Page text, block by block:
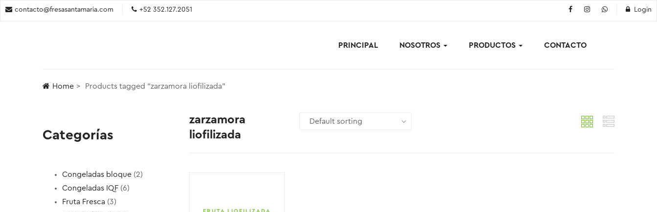
contacto@fresasantamaria.com +52 352.127.2051 Login
PRINCIPAL NOSOTROS PRODUCTOS CONTACTO
Home Products tagged “zarzamora liofilizada”
Categorías
Congeladas bloque
2
Congeladas IQF 6
Fruta Fresca 3
zarzamora
liofilizada